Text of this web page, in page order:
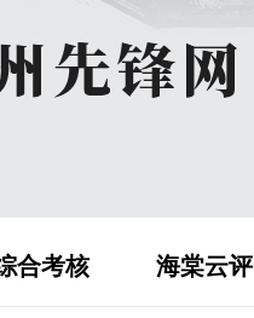
合考核 海棠云评